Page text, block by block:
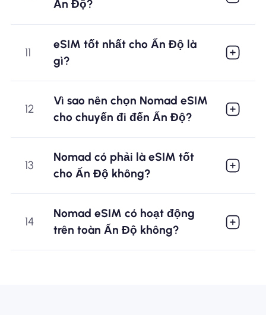
Ấn Độ?
11
eSIM tốt nhất cho Ấn Độ là
gì?
12
Vì sao nên chọn Nomad eSIM
cho chuyến đi đến Ấn Độ?
13
Nomad có phải là eSIM tốt
cho Ấn Độ không?
14
Nomad eSIM có hoạt động
trên toàn Ấn Độ không?